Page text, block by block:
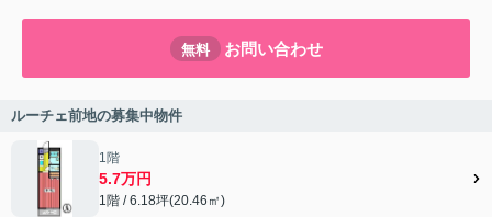
無料 お問い合わせ
ルーチェ前地の募集中物件
1階
5.7万円
1階 / 6.18坪(20.46㎡)